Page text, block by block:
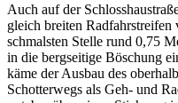
Auch auf der
gleich breiten Radfahrstreifen
schmalsten Stelle rund 0,75
in die bergseitige Böschung
käme der Ausbau des
Schotterwegs als Geh- und